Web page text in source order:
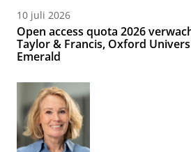
10 juli 2026
Open access quota 2026
Taylor & Francis, Oxford
Emerald